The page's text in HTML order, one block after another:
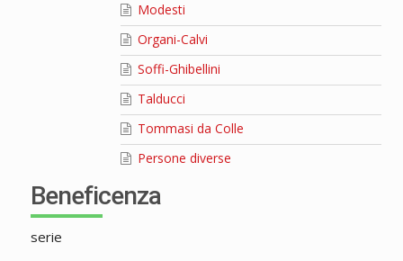
Modesti
Organi-Calvi
Soffi-Ghibellini
Talducci
Tommasi da Colle
Persone diverse
Beneficenza
serie